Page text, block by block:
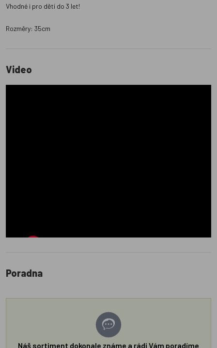
Vhodné i pro děti do 3 let!
Rozměry: 35cm
Video
Poradna
Náš sortiment dokonale známe a rádi Vám poradíme